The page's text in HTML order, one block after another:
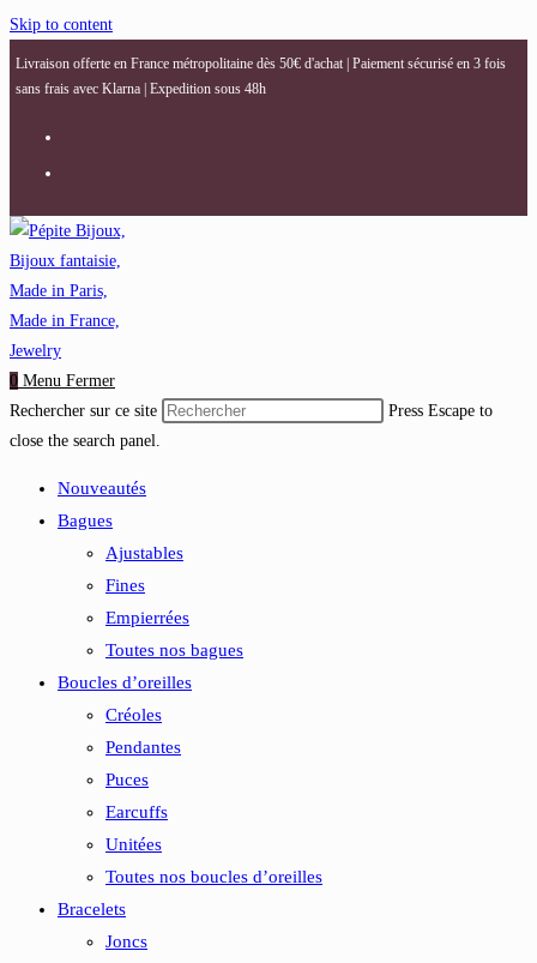
Skip to content
Livraison offerte en France métropolitaine dès 50€ d'achat | Paiement sécurisé en 3 fois
sans frais avec Klarna | Expedition sous 48h
0 Menu Fermer
Rechercher sur ce site
Press Escape to
close the search panel.
Nouveautés
Bagues
Ajustables
Fines
Empierrées
Toutes nos bagues
Boucles d’oreilles
Créoles
Pendantes
Puces
Earcuffs
Unitées
Toutes nos boucles d’oreilles
Bracelets
Joncs